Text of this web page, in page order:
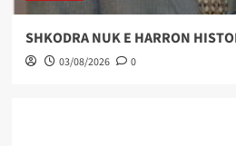
SHKODRA NUK E HARRON
03/08/2026 0